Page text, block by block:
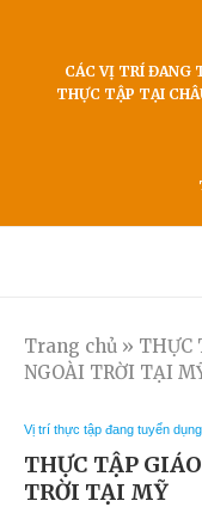
CÁC VỊ TRÍ ĐANG
THỰC TẬP TẠI
Trang chủ » THỰC
NGOÀI TRỜI TẠI
Vị trí thực tập đang tuyển dụng
THỰC TẬP
TRỜI TẠI MỸ